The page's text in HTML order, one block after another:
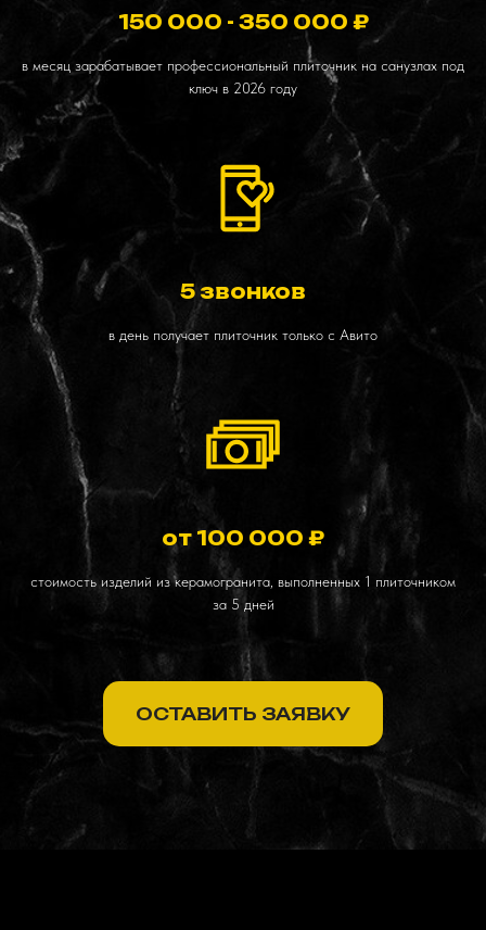
150 000 - 350 000 ₽
в месяц зарабатывает профессиональный плиточник на санузлах под
ключ в 2026 году
5 звонков
в день получает плиточник только с Авито
от 100 000 ₽
стоимость изделий из керамогранита, выполненных 1 плиточником
за 5 дней
ОСТАВИТЬ ЗАЯВКУ